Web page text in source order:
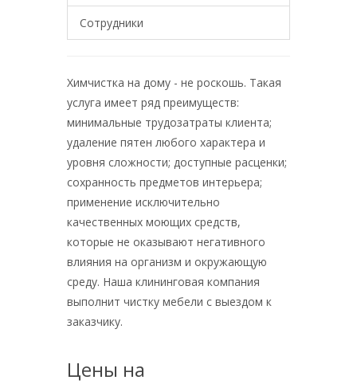
Сотрудники
Химчистка на дому - не роскошь. Такая
услуга имеет ряд преимуществ:
минимальные трудозатраты клиента;
удаление пятен любого характера и
уровня сложности; доступные расценки;
сохранность предметов интерьера;
применение исключительно
качественных моющих средств,
которые не оказывают негативного
влияния на организм и окружающую
среду. Наша клининговая компания
выполнит чистку мебели с выездом к
заказчику.
Цены на